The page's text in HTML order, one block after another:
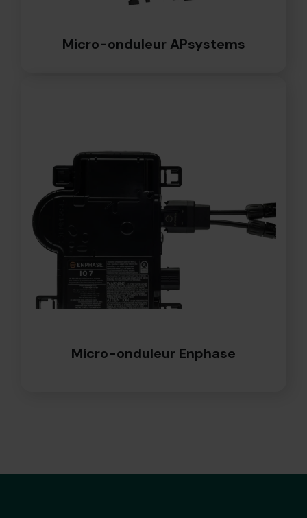
Micro-onduleur APsystems
Micro-onduleur Enphase